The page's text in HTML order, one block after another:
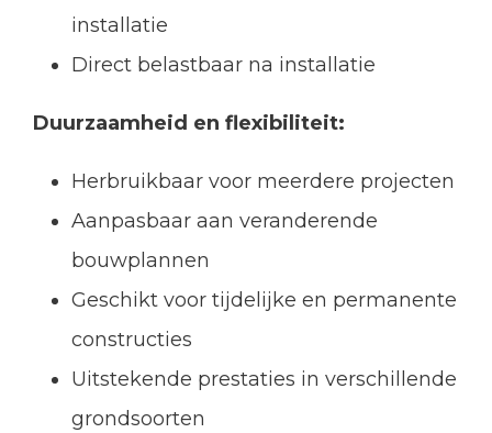
installatie
Direct belastbaar na installatie
Duurzaamheid en flexibiliteit:
Herbruikbaar voor meerdere projecten
Aanpasbaar aan veranderende
bouwplannen
Geschikt voor tijdelijke en permanente
constructies
Uitstekende prestaties in verschillende
grondsoorten